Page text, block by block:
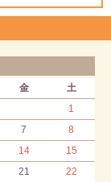
金
土
1
7
8
14
15
21
22